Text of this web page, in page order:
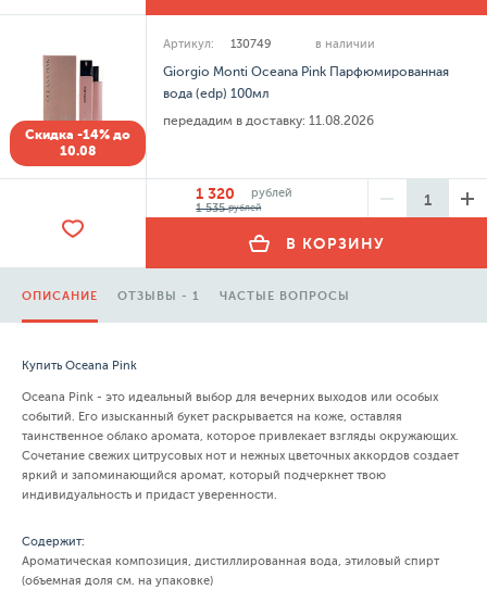
Скидка -14% до
10.08
Артикул: 130749 в наличии
Giorgio Monti Oceana Pink Парфюмированная
вода (edp) 100мл
передадим в доставку: 11.08.2026
1 320
рублей
1 535рублей
В КОРЗИНУ
ОПИСАНИЕ ОТЗЫВЫ - 1 ЧАСТЫЕ ВОПРОСЫ
Купить Oceana Pink
Oceana Pink - это идеальный выбор для вечерних выходов или особых
событий. Его изысканный букет раскрывается на коже, оставляя
таинственное облако аромата, которое привлекает взгляды окружающих.
Сочетание свежих цитрусовых нот и нежных цветочных аккордов создает
яркий и запоминающийся аромат, который подчеркнет твою
индивидуальность и придаст уверенности.
Содержит:
Ароматическая композиция, дистиллированная вода, этиловый спирт
(объемная доля см. на упаковке)